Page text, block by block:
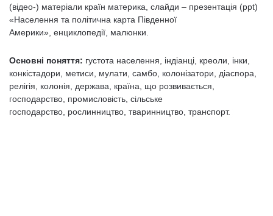
(відео-) матеріали країн материка, слайди – презентація (ppt)
«Населення та політична карта Південної
Америки», енциклопедії, малюнки.
Основні поняття: густота населення, індіанці, креоли, інки,
конкістадори, метиси, мулати, самбо, колонізатори, діаспора,
релігія, колонія, держава, країна, що розвивається,
господарство, промисловість, сільське
господарство, рослинництво, тваринництво, транспорт.